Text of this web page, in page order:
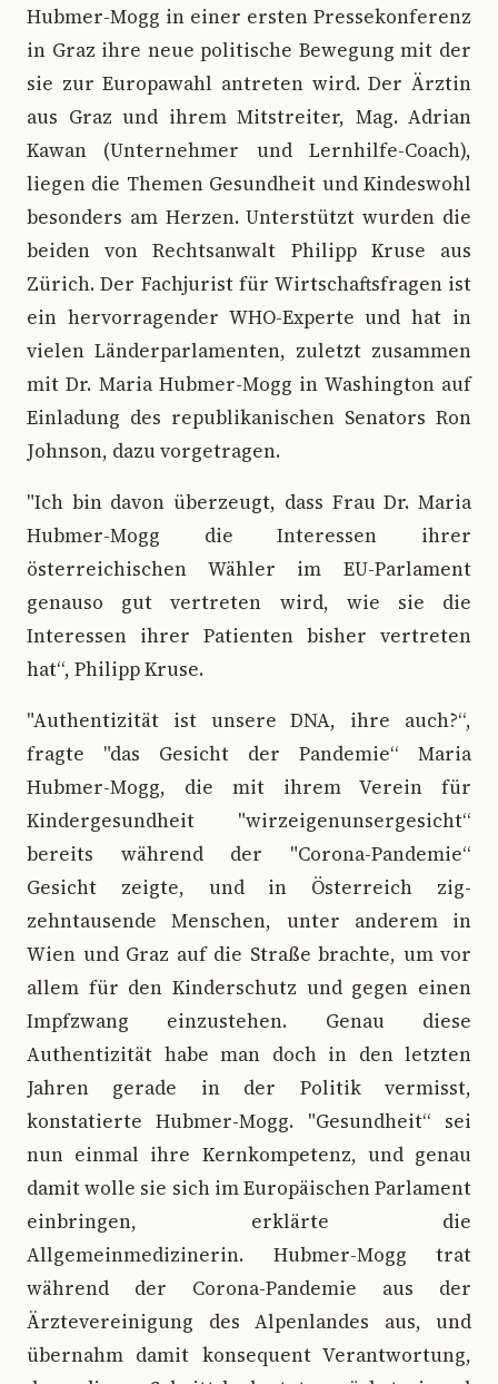
Hubmer-Mogg in einer ersten Pressekonferenz
in Graz ihre neue politische Bewegung mit der
sie zur Europawahl antreten wird. Der Ärztin
aus Graz und ihrem Mitstreiter, Mag. Adrian
Kawan (Unternehmer und Lernhilfe-Coach),
liegen die Themen Gesundheit und Kindeswohl
besonders am Herzen. Unterstützt wurden die
beiden von Rechtsanwalt Philipp Kruse aus
Zürich. Der Fachjurist für Wirtschaftsfragen ist
ein hervorragender WHO-Experte und hat in
vielen Länderparlamenten, zuletzt zusammen
mit Dr. Maria Hubmer-Mogg in Washington auf
Einladung des republikanischen Senators Ron
Johnson, dazu vorgetragen.
"Ich bin davon überzeugt, dass Frau Dr. Maria
Hubmer-Mogg die Interessen ihrer
österreichischen Wähler im EU-Parlament
genauso gut vertreten wird, wie sie die
Interessen ihrer Patienten bisher vertreten
hat“, Philipp Kruse.
"Authentizität ist unsere DNA, ihre auch?“,
fragte "das Gesicht der Pandemie“ Maria
Hubmer-Mogg, die mit ihrem Verein für
Kindergesundheit "wirzeigenunsergesicht“
bereits während der "Corona-Pandemie“
Gesicht zeigte, und in Österreich zig-
zehntausende Menschen, unter anderem in
Wien und Graz auf die Straße brachte, um vor
allem für den Kinderschutz und gegen einen
Impfzwang einzustehen. Genau diese
Authentizität habe man doch in den letzten
Jahren gerade in der Politik vermisst,
konstatierte Hubmer-Mogg. "Gesundheit“ sei
nun einmal ihre Kernkompetenz, und genau
damit wolle sie sich im Europäischen Parlament
einbringen, erklärte die
Allgemeinmedizinerin. Hubmer-Mogg trat
während der Corona-Pandemie aus der
Ärztevereinigung des Alpenlandes aus, und
übernahm damit konsequent Verantwortung,